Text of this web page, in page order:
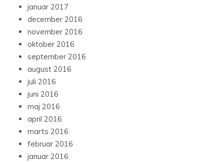
januar 2017
december 2016
november 2016
oktober 2016
september 2016
august 2016
juli 2016
juni 2016
maj 2016
april 2016
marts 2016
februar 2016
januar 2016